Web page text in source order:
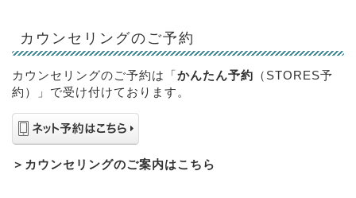
カウンセリングのご予約
カウンセリングのご予約は「かんたん予約 （STORES予
約）」で受け付けております。
＞ カウンセリングのご案内はこちら